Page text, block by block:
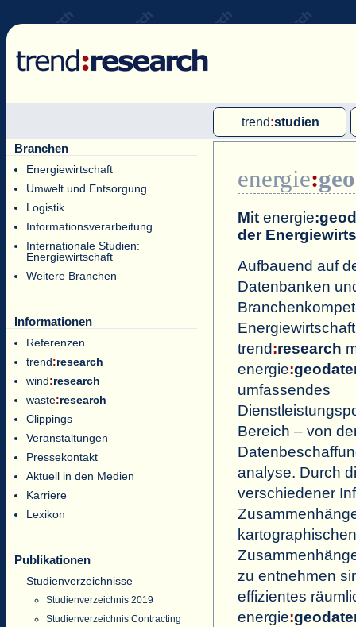
trend:studien
Single-Client-Studien
Branchen
Energiewirtschaft
Umwelt und Entsorgung
Logistik
Informationsverarbeitung
Internationale Studien:
Energiewirtschaft
Weitere Branchen
Informationen
Referenzen
trend:research
wind:research
waste:research
Clippings
Veranstaltungen
Pressekontakt
Aktuell in den Medien
Karriere
Lexikon
Publikationen
Studienverzeichnisse
Studienverzeichnis 2019
Studienverzeichnis Contracting
energie:
Mit energie
der
Aufbauend auf
Datenbanken
trend:research
energie:
umfassendes
Bereich – von
analyse. Durch
verschiedener
zu entnehmen
effizientes
energie: